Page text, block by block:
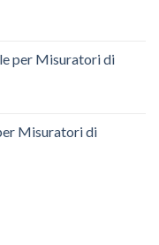
per Misuratori di
Misuratori di